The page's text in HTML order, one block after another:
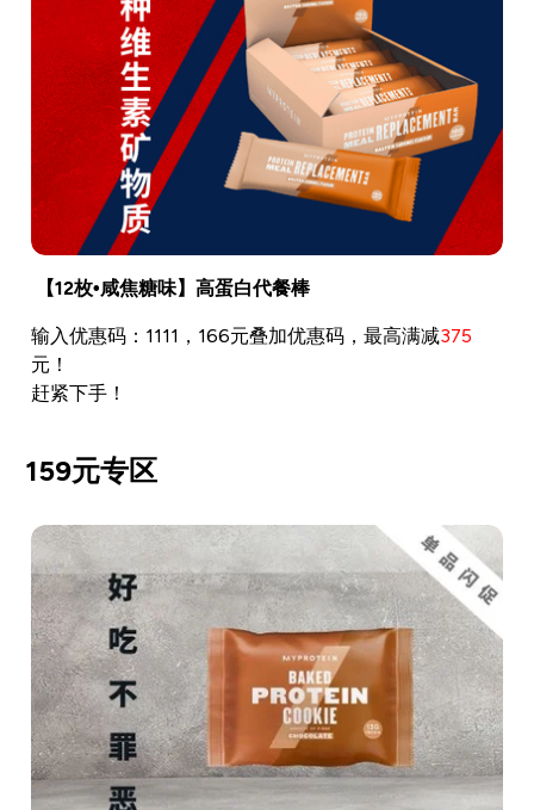
【12枚•咸焦糖味】高蛋白代餐棒
输入优惠码：1111，166元叠加优惠码，最高满减375
元！
赶紧下手！
159元专区